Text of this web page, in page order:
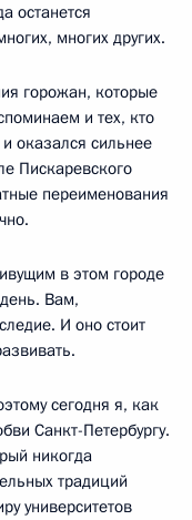
останется
многих других.
горожан, которые
и тех, кто
оказался сильнее
Пискаревского
переименования
в этом городе
Вам,
И оно стоит
сегодня я, как
Санкт-Петербургу.
никогда
традиций
университетов